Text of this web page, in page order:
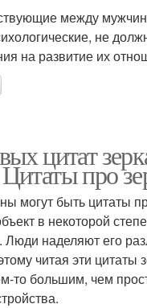
между
не
на развитие их
цитат
про
могут быть цитаты
в некоторой
Люди наделяют его
читая эти цитаты
то большим, чем